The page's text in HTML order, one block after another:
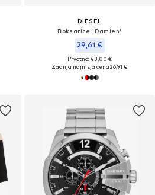
DIESEL
Boksarice 'Damien'
29,61 €
Prvotno: 43,00 €
Zadnja najnižja cena26,91 €